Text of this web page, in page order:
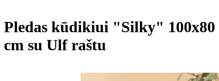
Pledas kūdikiui "Silky" 100x80
cm su Ulf raštu